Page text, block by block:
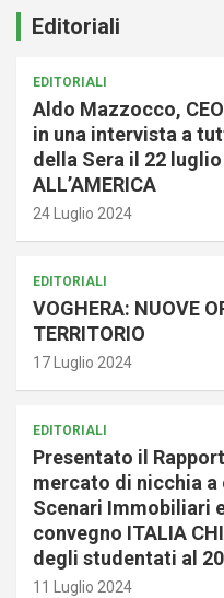
Editoriali
EDITORIALI
Aldo Mazzocco,
in una intervista a
della Sera il 22 luglio
ALL’AMERICA
24 Luglio 2024
EDITORIALI
VOGHERA: NUOVE
TERRITORIO
17 Luglio 2024
EDITORIALI
Presentato il
mercato di nicchia a
Scenari Immobiliari
convegno ITALIA
degli studentati al
11 Luglio 2024